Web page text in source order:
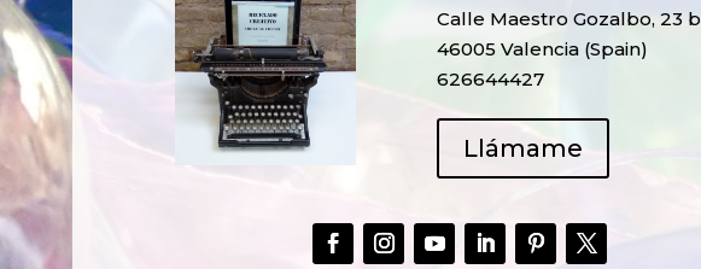
Calle Maestro Gozalbo, 23
46005 Valencia (Spain)
626644427
Llámame